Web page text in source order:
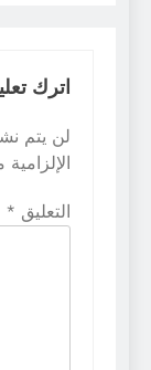
اترك
لن يتم
التعليق *